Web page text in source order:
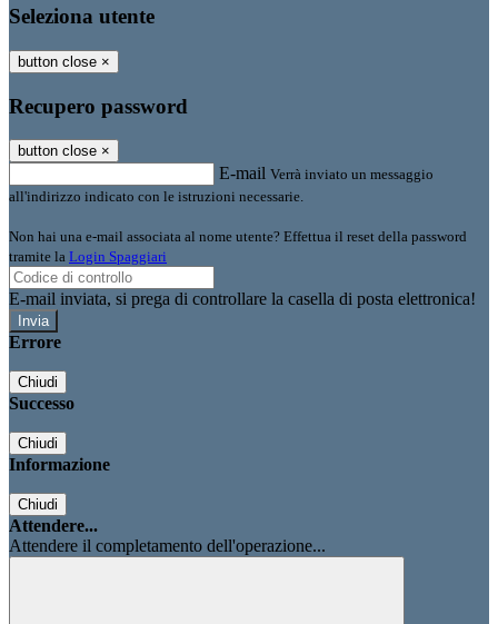
Seleziona utente
button close ×
Recupero password
button close ×
E-mail Verrà inviato un messaggio
all'indirizzo indicato con le istruzioni necessarie.
Non hai una e-mail associata al nome utente? Effettua il reset della password
tramite la Login Spaggiari
E-mail inviata, si prega di controllare la casella di posta elettronica!
Errore
Chiudi
Successo
Chiudi
Informazione
Chiudi
Attendere...
Attendere il completamento dell'operazione...